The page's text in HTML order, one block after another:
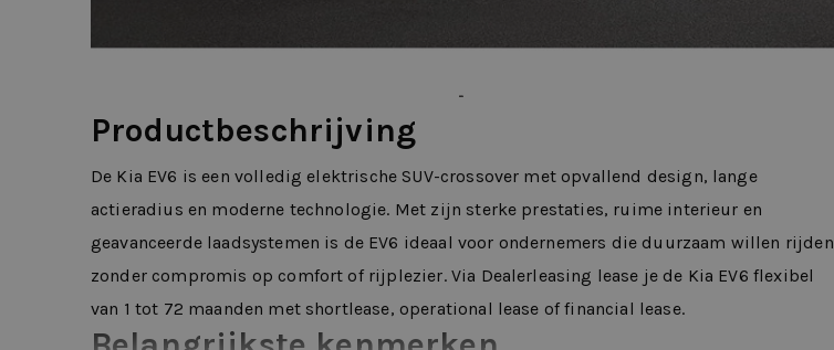
Productbeschrijving
De Kia EV6 is een volledig elektrische SUV-crossover met opvallend design, lange
actieradius en moderne technologie. Met zijn sterke prestaties, ruime interieur en
geavanceerde laadsystemen is de EV6 ideaal voor ondernemers die duurzaam willen rijden
zonder compromis op comfort of rijplezier. Via Dealerleasing lease je de Kia EV6 flexibel
van 1 tot 72 maanden met shortlease, operational lease of financial lease.